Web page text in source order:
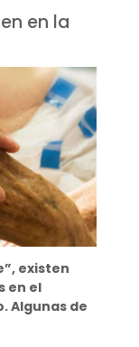
en la
existen
en el
Algunas de